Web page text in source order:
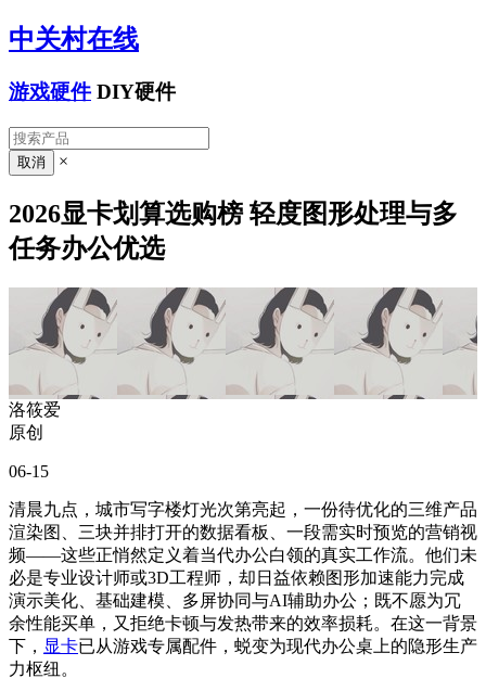
中关村在线
游戏硬件 DIY硬件
×
2026显卡划算选购榜 轻度图形处理与多
任务办公优选
洛筱爱
原创
06-15
清晨九点，城市写字楼灯光次第亮起，一份待优化的三维产品
渲染图、三块并排打开的数据看板、一段需实时预览的营销视
频——这些正悄然定义着当代办公白领的真实工作流。他们未
必是专业设计师或3D工程师，却日益依赖图形加速能力完成
演示美化、基础建模、多屏协同与AI辅助办公；既不愿为冗
余性能买单，又拒绝卡顿与发热带来的效率损耗。在这一背景
下， 显卡已从游戏专属配件，蜕变为现代办公桌上的隐形生产
力枢纽。